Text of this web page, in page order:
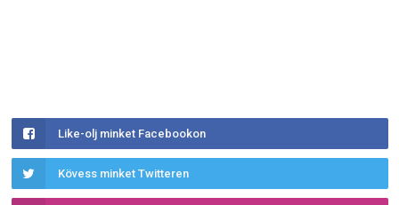
Like-olj minket Facebookon
Kövess minket Twitteren